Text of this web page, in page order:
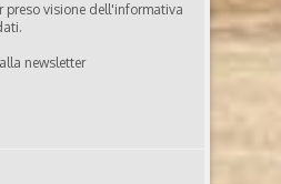
preso visione dell'informativa
newsletter